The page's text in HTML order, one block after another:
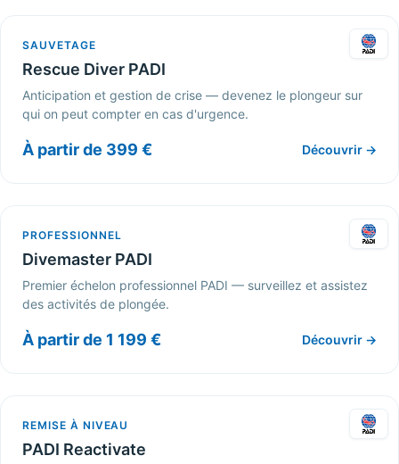
SAUVETAGE
Rescue Diver PADI
Anticipation et gestion de crise — devenez le plongeur sur
qui on peut compter en cas d'urgence.
À partir de 399 € Découvrir →
PROFESSIONNEL
Divemaster PADI
Premier échelon professionnel PADI — surveillez et assistez
des activités de plongée.
À partir de 1 199 € Découvrir →
REMISE À NIVEAU
PADI Reactivate